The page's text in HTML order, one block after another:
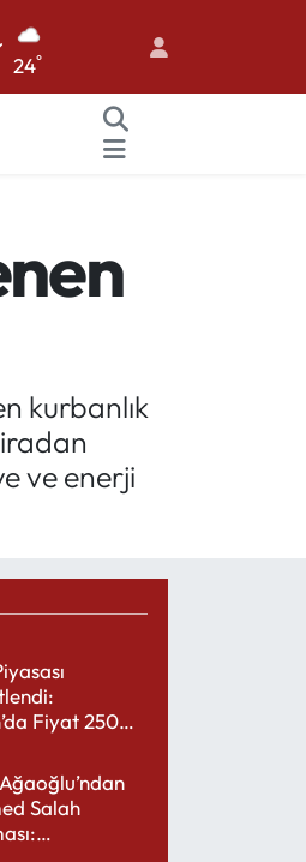
24°
kurbanlık
ve enerji
Fiyat 250
Salah